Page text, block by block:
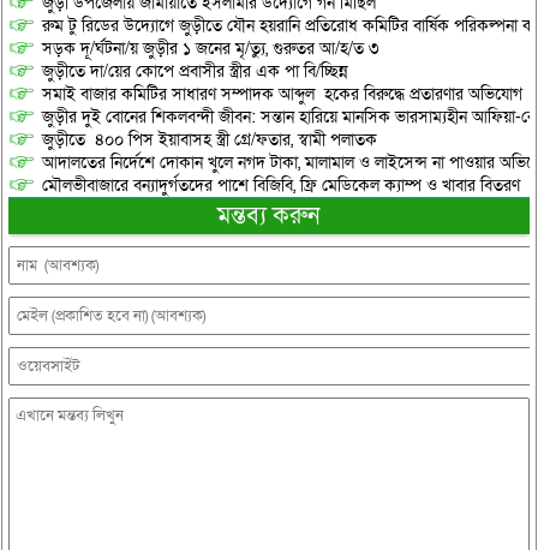
রুম টু রিডের উদ্যোগে জুড়ীতে যৌন হয়রানি প্রতিরোধ কমিটির বার্ষিক পরিকল্পনা
সড়ক দূ/র্ঘটনা/য় জুড়ীর ১ জনের মৃ/ত্যু, গুরুতর আ/হ/ত ৩
জুড়ীতে দা/য়ের কোপে প্রবাসীর স্ত্রীর এক পা বি/চ্ছিন্ন
সমাই বাজার কমিটির সাধারণ সম্পাদক আব্দুল হকের বিরুদ্ধে প্রতারণার অভিযোগ
জুড়ীর দুই বোনের শিকলবন্দী জীবন: সন্তান হারিয়ে মানসিক ভারসাম্যহীন আফিয়া-
জুড়ীতে ৪০০ পিস ইয়াবাসহ স্ত্রী গ্রে/ফতার, স্বামী পলাতক
আদালতের নির্দেশে দোকান খুলে নগদ টাকা, মালামাল ও লাইসেন্স না পাওয়ার
মৌলভীবাজারে বন্যাদুর্গতদের পাশে বিজিবি, ফ্রি মেডিকেল ক্যাম্প ও খাবার বিতরণ
মন্তব্য করুন